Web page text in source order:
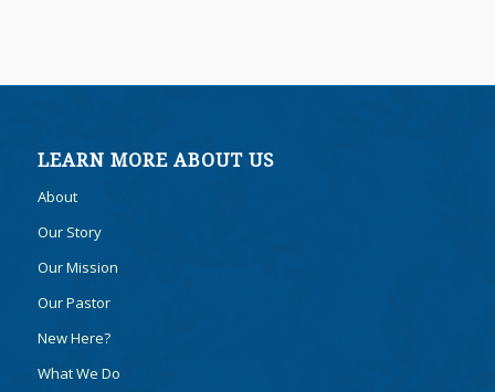
LEARN MORE ABOUT US
About
Our Story
Our Mission
Our Pastor
New Here?
What We Do